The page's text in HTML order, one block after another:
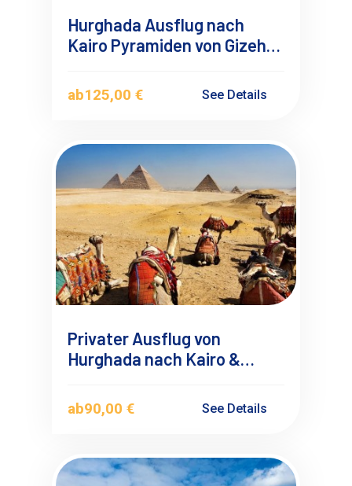
Hurghada Ausflug nach
Kairo Pyramiden von Gizeh
ab125,00 € See Details
Privater Ausflug von
Hurghada nach Kairo &
Deutschsprachigen
Reiseführer
ab90,00 € See Details